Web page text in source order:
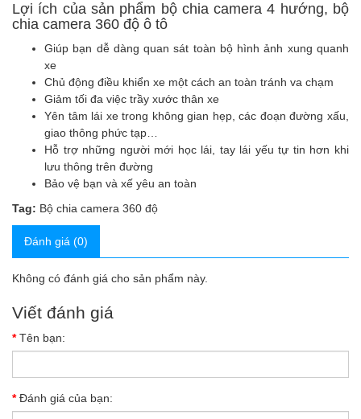
Lợi ích của sản phẩm bộ chia camera 4 hướng, bộ
chia camera 360 độ ô tô
Giúp bạn dễ dàng quan sát toàn bộ hình ảnh xung quanh
xe
Chủ động điều khiển xe một cách an toàn tránh va chạm
Giảm tối đa việc trầy xước thân xe
Yên tâm lái xe trong không gian hẹp, các đoạn đường xấu,
giao thông phức tạp…
Hỗ trợ những người mới học lái, tay lái yếu tự tin hơn khi
lưu thông trên đường
Bảo vệ bạn và xế yêu an toàn
Tag: Bộ chia camera 360 độ
Đánh giá (0)
Không có đánh giá cho sản phẩm này.
Viết đánh giá
Tên bạn:
Đánh giá của bạn: